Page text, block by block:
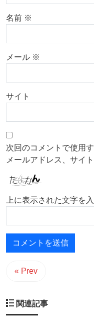
名前 ※
メール ※
サイト
次回のコメントで使用
メールアドレス、サイ
上に表示された文字を
« Prev
関連記事